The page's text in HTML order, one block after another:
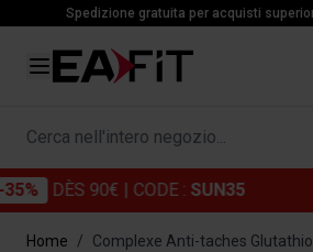
Salta al contenutoSpedizione gratuita per acquisti
Cerca nell'intero negozio...
DÈS 90€| CODE :SUN35
Home / Complexe Anti-taches